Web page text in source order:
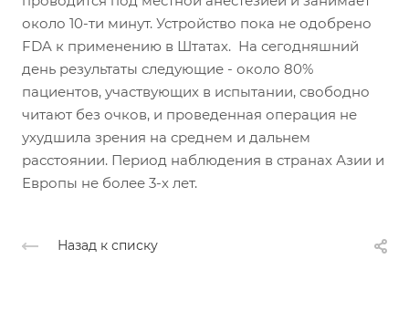
около 10-ти минут. Устройство пока не одобрено
FDA к применению в Штатах. На сегодняшний
день результаты следующие - около 80%
пациентов, участвующих в испытании, свободно
читают без очков, и проведенная операция не
ухудшила зрения на среднем и дальнем
расстоянии. Период наблюдения в странах Азии и
Европы не более 3-х лет.
Назад к списку